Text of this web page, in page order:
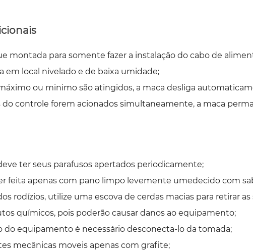
montada para somente fazer a instalação do cabo de
em local nivelado e de baixa umidade;
ou minimo são atingidos, a maca desliga
do controle forem acionados simultaneamente, a maca
ter seus parafusos apertados periodicamente;
feita apenas com pano limpo levemente umedecido com
rodízios, utilize uma escova de cerdas macias para retirar
químicos, pois poderão causar danos ao equipamento;
do equipamento é necessário desconecta-lo da tomada;
mecânicas moveis apenas com grafite;